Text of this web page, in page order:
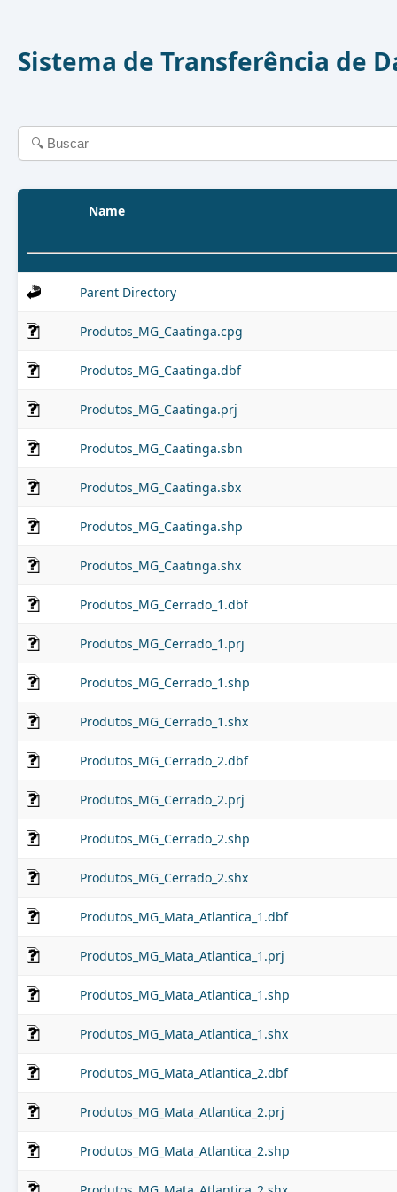
Sistema de Transferência de
Name
Parent Directory
Produtos_MG_Caatinga.cpg
Produtos_MG_Caatinga.dbf
Produtos_MG_Caatinga.prj
Produtos_MG_Caatinga.sbn
Produtos_MG_Caatinga.sbx
Produtos_MG_Caatinga.shp
Produtos_MG_Caatinga.shx
Produtos_MG_Cerrado_1.dbf
Produtos_MG_Cerrado_1.prj
Produtos_MG_Cerrado_1.shp
Produtos_MG_Cerrado_1.shx
Produtos_MG_Cerrado_2.dbf
Produtos_MG_Cerrado_2.prj
Produtos_MG_Cerrado_2.shp
Produtos_MG_Cerrado_2.shx
Produtos_MG_Mata_Atlantica_1.dbf
Produtos_MG_Mata_Atlantica_1.prj
Produtos_MG_Mata_Atlantica_1.shp
Produtos_MG_Mata_Atlantica_1.shx
Produtos_MG_Mata_Atlantica_2.dbf
Produtos_MG_Mata_Atlantica_2.prj
Produtos_MG_Mata_Atlantica_2.shp